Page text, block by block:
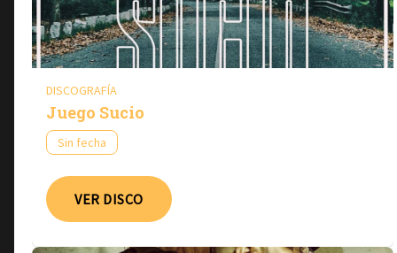
DISCOGRAFÍA
Juego Sucio
Sin fecha
VER DISCO